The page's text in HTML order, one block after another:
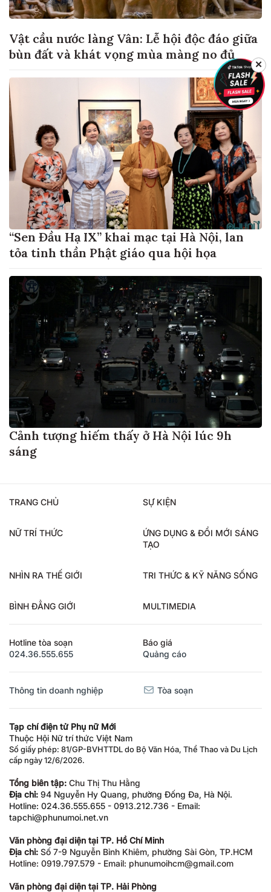
Vật cầu nước làng Vân: Lễ hội độc đáo giữa
bùn đất và khát vọng mùa màng no đủ
“Sen Đầu Hạ IX” khai mạc tại Hà Nội, lan
tỏa tinh thần Phật giáo qua hội họa
Cảnh tượng hiếm thấy ở Hà Nội lúc 9h
sáng
TRANG CHỦ SỰ KIỆN
NỮ TRÍ THỨC
ỨNG DỤNG & ĐỔI MỚI SÁNG
TẠO
NHÌN RA THẾ GIỚI TRI THỨC & KỸ NĂNG SỐNG
BÌNH ĐẲNG GIỚI MULTIMEDIA
Hotline tòa soạn
024.36.555.655
Báo giá
Quảng cáo
Thông tin doanh nghiệp Tòa soạn
Tạp chí điện tử Phụ nữ Mới
Thuộc Hội Nữ trí thức Việt Nam
Số giấy phép: 81/GP-BVHTTDL do Bộ Văn Hóa, Thể Thao và Du Lịch
cấp ngày 12/6/2026.
Tổng biên tập: Chu Thị Thu Hằng
Địa chỉ: 94 Nguyễn Hy Quang, phường Đống Đa, Hà Nội.
Hotline: 024.36.555.655 - 0913.212.736 - Email:
tapchi@phunumoi.net.vn
Văn phòng đại diện tại TP. Hồ Chí Minh
Địa chỉ: Số 7-9 Nguyễn Bỉnh Khiêm, phường Sài Gòn, TP.HCM
Hotline: 0919.797.579 - Email: phunumoihcm@gmail.com
Văn phòng đại diện tại TP. Hải Phòng
✕